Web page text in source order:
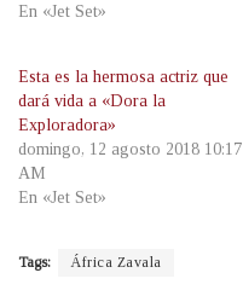
En «Jet Set»
Esta es la hermosa actriz que
dará vida a «Dora la
Exploradora»
domingo, 12 agosto 2018 10:17
AM
En «Jet Set»
Tags: África Zavala